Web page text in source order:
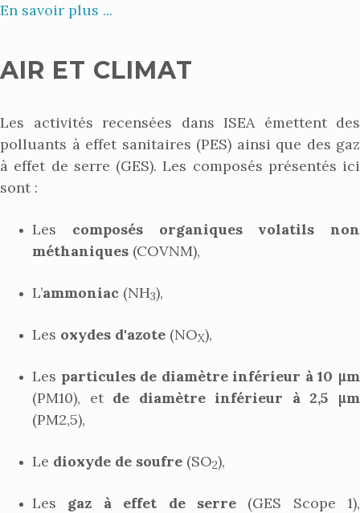
En savoir plus ...
AIR ET CLIMAT
Les activités recensées dans ISEA émettent des
polluants à effet sanitaires (PES) ainsi que des gaz
à effet de serre (GES). Les composés présentés ici
sont :
Les composés organiques volatils non
méthaniques (COVNM),
L’ammoniac (NH3),
Les oxydes d'azote (NOX),
Les particules de diamètre inférieur à 10 μm
(PM10), et de diamètre inférieur à 2,5 μm
(PM2,5),
Le dioxyde de soufre (SO2),
Les gaz à effet de serre(GES Scope 1),